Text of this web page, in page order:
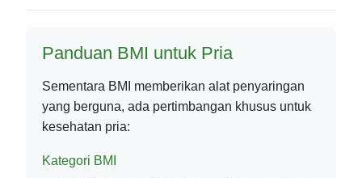
Panduan BMI untuk Pria
Sementara BMI memberikan alat penyaringan
yang berguna, ada pertimbangan khusus untuk
kesehatan pria:
Kategori BMI